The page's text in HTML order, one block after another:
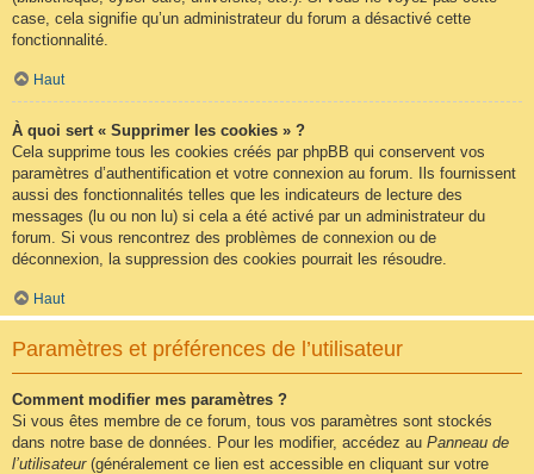
case, cela signifie qu’un administrateur du forum a désactivé cette
fonctionnalité.
Haut
À quoi sert « Supprimer les cookies » ?
Cela supprime tous les cookies créés par phpBB qui conservent vos
paramètres d’authentification et votre connexion au forum. Ils fournissent
aussi des fonctionnalités telles que les indicateurs de lecture des
messages (lu ou non lu) si cela a été activé par un administrateur du
forum. Si vous rencontrez des problèmes de connexion ou de
déconnexion, la suppression des cookies pourrait les résoudre.
Haut
Paramètres et préférences de l’utilisateur
Comment modifier mes paramètres ?
Si vous êtes membre de ce forum, tous vos paramètres sont stockés
dans notre base de données. Pour les modifier, accédez au Panneau de
l’utilisateur(généralement ce lien est accessible en cliquant sur votre